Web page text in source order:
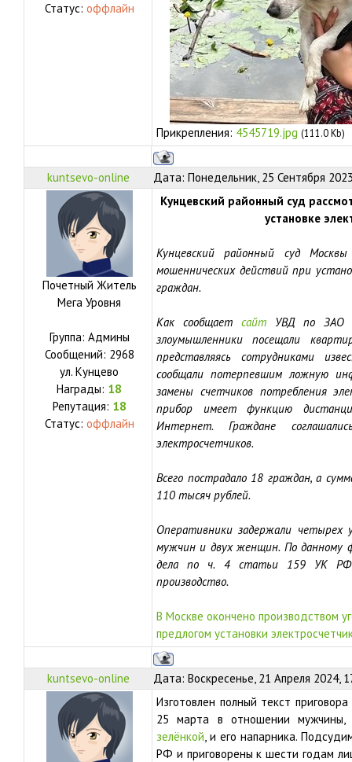
Статус: оффлайн
Прикрепления: 4545719.jpg (111.0 Kb)
kuntsevo-online Дата: Понедельник, 25 Сентября
Почетный Житель
Мега Уровня
Группа: Админы
Сообщений: 2968
ул. Кунцево
Награды: 18
Репутация: 18
Статус: оффлайн
Кунцевский районный суд
установке
Кунцевский районный суд
мошеннических действий при
граждан.
Как сообщает сайтУВД по ЗАО
злоумышленники посещали
представляясь сотрудниками
сообщали потерпевшим ложную
замены счетчиков потребления
прибор имеет функцию
Интернет. Граждане
электросчетчиков.
Всего пострадало 18 граждан, а
110 тысяч рублей.
Оперативники задержали четырех
мужчин и двух женщин. По данному
дела по ч. 4 статьи 159 УК РФ
производство.
В Москве окончено производством
предлогом установки
kuntsevo-online Дата: Воскресенье, 21 Апреля 2024,
Изготовлен полный текст
25 марта в отношении
зелёнкой, и его напарника.
РФ и приговорены к шести годам